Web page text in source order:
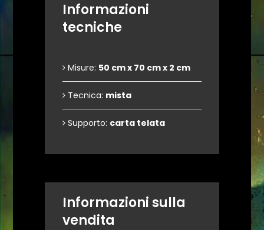
Informazioni
tecniche
Misure: 50 cm x 70 cm x 2 cm
Tecnica: mista
Supporto: carta telata
Informazioni sulla
vendita